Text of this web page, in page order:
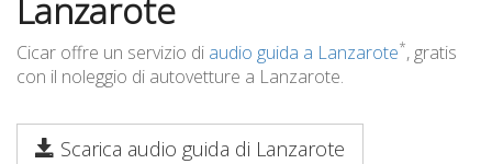
Lanzarote
Cicar offre un servizio di audio guida a Lanzarote*, gratis
con il noleggio di autovetture a Lanzarote.
Scarica audio guida di Lanzarote